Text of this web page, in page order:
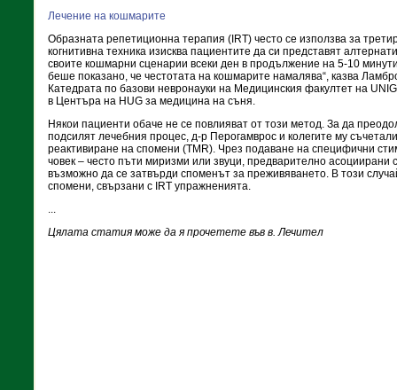
Лечение на кошмарите
Образната репетиционна терапия (IRT) често се използва за
когнитивна техника изисква пациентите да си представят
своите кошмарни сценарии всеки ден в продължение на 5-10
беше показано, че честотата на кошмарите намалява“, казва
Катедрата по базови невронауки на Медицинския факултет на
в Центъра на HUG за медицина на съня.
Някои пациенти обаче не се повлияват от този метод. За да
подсилят лечебния процес, д-р Перогамврос и колегите му
реактивиране на спомени (TMR). Чрез подаване на специфични
човек – често пъти миризми или звуци, предварително
възможно да се затвърди споменът за преживяването. В този
спомени, свързани с IRT упражненията.
...
Цялата статия може да я прочетете във в. Лечител